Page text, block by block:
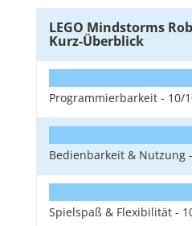
LEGO Mindstorms
Kurz-Überblick
Programmierbarkeit - 10/
Bedienbarkeit & Nutzung -
Spielspaß & Flexibilität -